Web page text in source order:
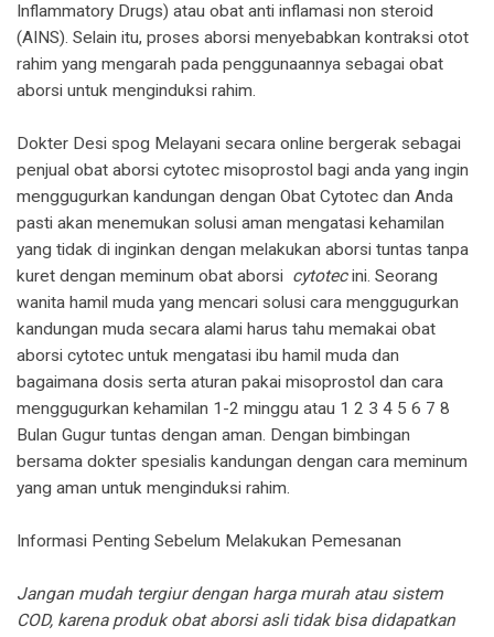
Inflammatory Drugs) atau obat anti inflamasi non steroid
(AINS). Selain itu, proses aborsi menyebabkan kontraksi otot
rahim yang mengarah pada penggunaannya sebagai obat
aborsi untuk menginduksi rahim.
Dokter Desi spog Melayani secara online bergerak sebagai
penjual obat aborsi cytotec misoprostol bagi anda yang ingin
menggugurkan kandungan dengan Obat Cytotec dan Anda
pasti akan menemukan solusi aman mengatasi kehamilan
yang tidak di inginkan dengan melakukan aborsi tuntas tanpa
kuret dengan meminum obat aborsi cytotecini. Seorang
wanita hamil muda yang mencari solusi cara menggugurkan
kandungan muda secara alami harus tahu memakai obat
aborsi cytotec untuk mengatasi ibu hamil muda dan
bagaimana dosis serta aturan pakai misoprostol dan cara
menggugurkan kehamilan 1-2 minggu atau 1 2 3 4 5 6 7 8
Bulan Gugur tuntas dengan aman. Dengan bimbingan
bersama dokter spesialis kandungan dengan cara meminum
yang aman untuk menginduksi rahim.
Informasi Penting Sebelum Melakukan Pemesanan
Jangan mudah tergiur dengan harga murah atau sistem
COD, karena produk obat aborsi asli tidak bisa didapatkan